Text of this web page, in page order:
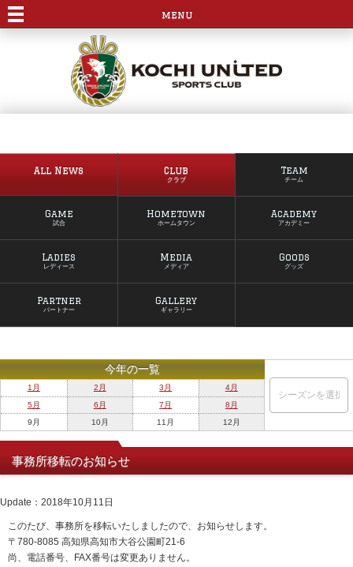
menu
All News Club
クラブ
Team
チーム
Game
試合
Hometown
ホームタウン
Academy
アカデミー
Ladies
レディース
Media
メディア
Goods
グッズ
Partner
パートナー
Gallery
ギャラリー
今年の一覧
1月 2月 3月
4月
5月
6月 7月
8月
9月
10月 11月 12月
事務所移転のお知らせ
Update：2018年10月11日
このたび、事務所を移転いたしましたので、お知らせします。
〒780-8085 高知県高知市大谷公園町21-6
尚、電話番号、FAX番号は変更ありません。